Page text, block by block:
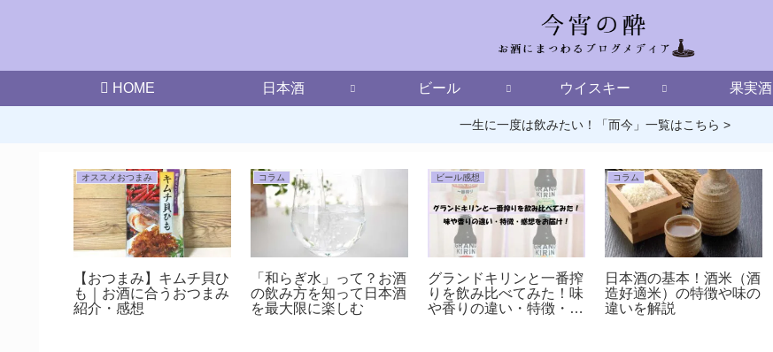
HOME 日本酒 ビール ウイスキー 果実酒
一生に一度は飲みたい！「而今」一覧はこちら >
オススメおつまみ
【おつまみ】キムチ貝ひ
も｜お酒に合うおつまみ
紹介・感想
コラム
「和らぎ水」って？お酒
の飲み方を知って日本酒
を最大限に楽しむ
ビール感想
グランドキリンと一番搾
りを飲み比べてみた！味
や香りの違い・特徴・感
コラム
日本酒の基本！酒米（酒
造好適米）の特徴や味の
違いを解説